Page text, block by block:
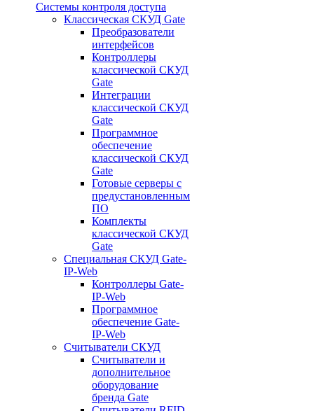
Системы контроля доступа
Классическая СКУД Gate
Преобразователи
интерфейсов
Контроллеры
классической СКУД
Gate
Интеграции
классической СКУД
Gate
Программное
обеспечение
классической СКУД
Gate
Готовые серверы с
предустановленным
ПО
Комплекты
классической СКУД
Gate
Специальная СКУД Gate-
IP-Web
Контроллеры Gate-
IP-Web
Программное
обеспечение Gate-
IP-Web
Считыватели СКУД
Считыватели и
дополнительное
оборудование
бренда Gate